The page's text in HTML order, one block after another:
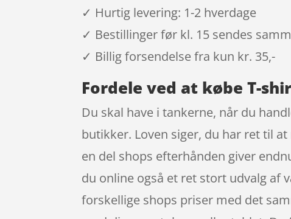
✓ Hurtig levering: 1-2 hverdage
✓ Bestillinger før kl. 15 sendes
✓ Billig forsendelse fra kun kr. 35,-
Fordele ved at købe T-
Du skal have i tankerne, når du
butikker. Loven siger, du har ret til
en del shops efterhånden giver
du online også et ret stort udvalg af
forskellige shops priser med det